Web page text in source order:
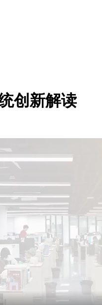
创新解读